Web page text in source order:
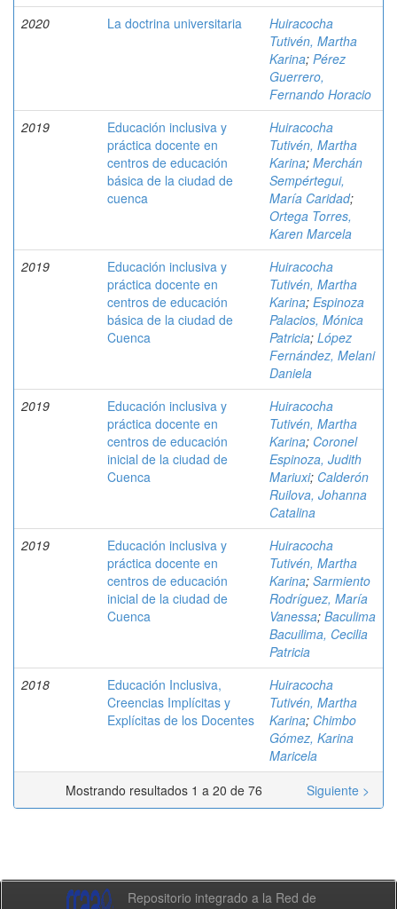
2020
La doctrina universitaria
Huiracocha
Tutivén, Martha
Karina; Pérez
Guerrero,
Fernando Horacio
2019
Educación inclusiva y
práctica docente en
centros de educación
básica de la ciudad de
cuenca
Huiracocha
Tutivén, Martha
Karina; Merchán
Sempértegui,
María Caridad;
Ortega Torres,
Karen Marcela
2019
Educación inclusiva y
práctica docente en
centros de educación
básica de la ciudad de
Cuenca
Huiracocha
Tutivén, Martha
Karina; Espinoza
Palacios, Mónica
Patricia; López
Fernández, Melani
Daniela
2019
Educación inclusiva y
práctica docente en
centros de educación
inicial de la ciudad de
Cuenca
Huiracocha
Tutivén, Martha
Karina; Coronel
Espinoza, Judith
Mariuxi; Calderón
Ruilova, Johanna
Catalina
2019
Educación inclusiva y
práctica docente en
centros de educación
inicial de la ciudad de
Cuenca
Huiracocha
Tutivén, Martha
Karina; Sarmiento
Rodríguez, María
Vanessa; Baculima
Bacuilima, Cecilia
Patricia
2018
Educación Inclusiva,
Creencias Implícitas y
Explícitas de los Docentes
Huiracocha
Tutivén, Martha
Karina; Chimbo
Gómez, Karina
Maricela
Mostrando resultados 1 a 20 de 76
Siguiente >
Repositorio integrado a la Red de